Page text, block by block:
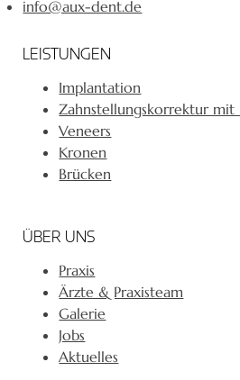
info@aux-dent.de
LEISTUNGEN
Implantation
Zahnstellungskorrektur mit
Veneers
Kronen
Brücken
ÜBER UNS
Praxis
Ärzte & Praxisteam
Galerie
Jobs
Aktuelles